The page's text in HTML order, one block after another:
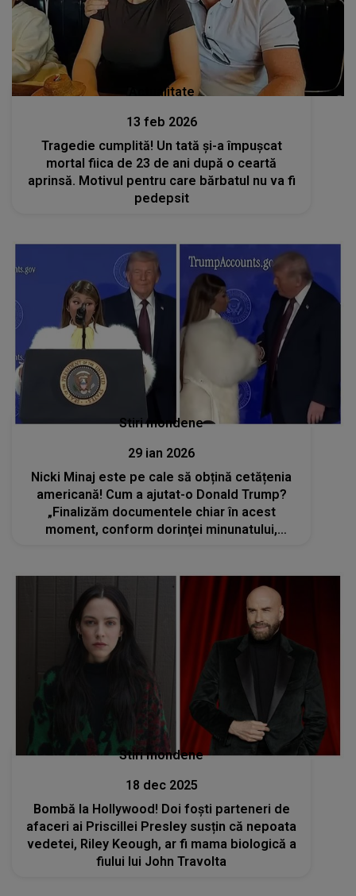
Actualitate
13 feb 2026
Tragedie cumplită! Un tată și-a împușcat
mortal fiica de 23 de ani după o ceartă
aprinsă. Motivul pentru care bărbatul nu va fi
pedepsit
Stiri mondene
29 ian 2026
Nicki Minaj este pe cale să obțină cetățenia
americană! Cum a ajutat-o Donald Trump?
„Finalizăm documentele chiar în acest
moment, conform dorinţei minunatului,
Stiri mondene
18 dec 2025
Bombă la Hollywood! Doi foști parteneri de
afaceri ai Priscillei Presley susțin că nepoata
vedetei, Riley Keough, ar fi mama biologică a
fiului lui John Travolta